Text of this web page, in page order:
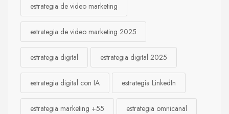
estrategia de video marketing
estrategia de video marketing 2025
estrategia digital estrategia digital 2025
estrategia digital con IA estrategia LinkedIn
estrategia marketing +55 estrategia omnicanal